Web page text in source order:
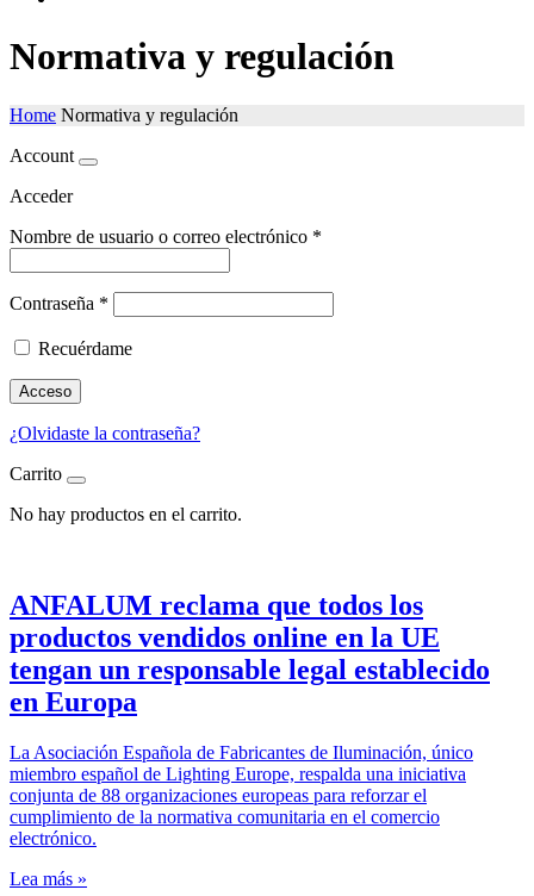
Normativa y regulación
Home Normativa y regulación
Account
Acceder
Nombre de usuario o correo electrónico *
Contraseña *
Recuérdame
Acceso
¿Olvidaste la contraseña?
Carrito
No hay productos en el carrito.
ANFALUM reclama que todos los
productos vendidos online en la UE
tengan un responsable legal establecido
en Europa
La Asociación Española de Fabricantes de Iluminación, único
miembro español de Lighting Europe, respalda una iniciativa
conjunta de 88 organizaciones europeas para reforzar el
cumplimiento de la normativa comunitaria en el comercio
electrónico.
Lea más »